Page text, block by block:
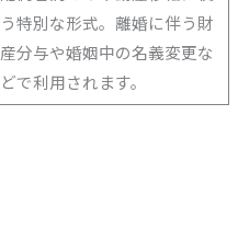
う特別な形式。離婚に伴う財
産分与や婚姻中の名義変更な
どで利用されます。